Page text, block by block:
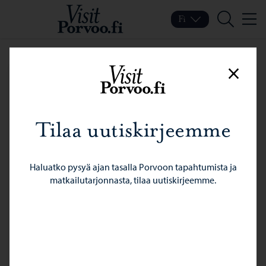
Visit Porvoo – Siirry
Vaihda kieltä
Nykyinen kieli: Suomi
Fi
Hae
Sulje
Tilaa uutiskirjeemme
Haluatko pysyä ajan tasalla Porvoon tapahtumista ja
matkailutarjonnasta, tilaa uutiskirjeemme.